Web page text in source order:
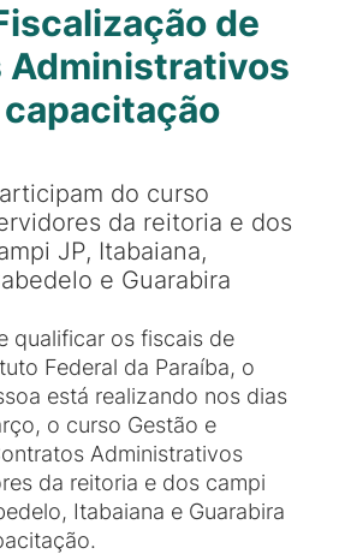
de
Administrativos
do curso
da reitoria e dos
JP, Itabaiana,
e Guarabira
qualificar os fiscais de
Federal da Paraíba, o
está realizando nos dias
o curso Gestão e
Administrativos
da reitoria e dos campi
Itabaiana e Guarabira